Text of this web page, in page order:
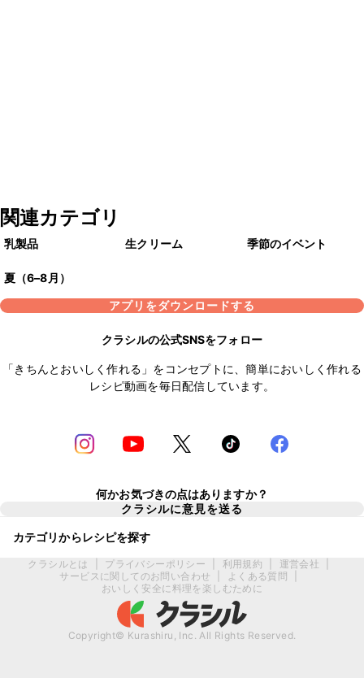
関連カテゴリ
乳製品 生クリーム 季節のイベント
夏（6–8月）
アプリをダウンロードする
クラシルの公式SNSをフォロー
「きちんとおいしく作れる」をコンセプトに、簡単においしく作れる
レシピ動画を毎日配信しています。
何かお気づきの点はありますか？
クラシルに意見を送る
カテゴリからレシピを探す
クラシルとは プライバシーポリシー 利用規約 運営会社
サービスに関してのお問い合わせ
よくある質問
おいしく安全に料理を楽しむために
Copyright© Kurashiru, Inc. All Rights Reserved.